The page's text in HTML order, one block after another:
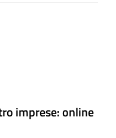
imprese: online